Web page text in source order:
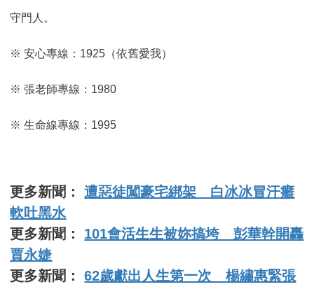
守門人。
※ 安心專線：1925（依舊愛我）
※ 張老師專線：1980
※ 生命線專線：1995
更多新聞：遭惡徒闖豪宅綁架 白冰冰冒汗癱
軟吐黑水
更多新聞： 101會活生生被妳搞垮 彭華幹開轟
賈永婕
更多新聞：62歲獻出人生第一次 楊繡惠緊張